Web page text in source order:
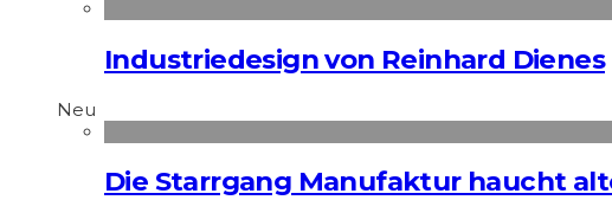
Industriedesign von Reinhard Dienes
Neu
Die Starrgang Manufaktur haucht